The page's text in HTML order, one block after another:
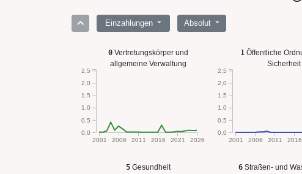
Einzahlungen Absolut
2001 2006 2011 2016 2021 2026
0,0
0,5
1,0
1,5
2,0
2,5
0Vertretungskörper und
allgemeine Verwaltung
2001 2006 2011 2016
0,0
0,5
1,0
1,5
2,0
2,5
1 Öffentliche
Sicherheit
5Gesundheit 6 Straßen- und